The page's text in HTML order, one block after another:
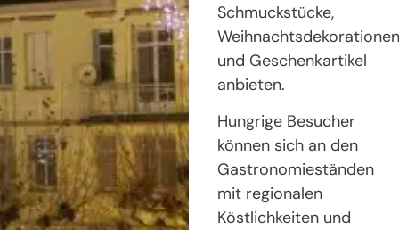
Schmuckstücke,
Weihnachtsdekorationen
und Geschenkartikel
anbieten.
Hungrige Besucher
können sich an den
Gastronomieständen
mit regionalen
Köstlichkeiten und